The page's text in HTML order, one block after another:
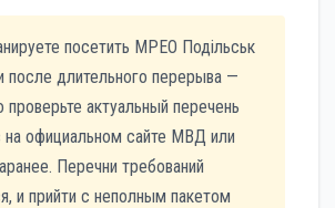
посетить МРЕО Подільськ
после длительного перерыва —
проверьте актуальный перечень
на официальном сайте МВД или
Перечни требований
и прийти с неполным пакетом